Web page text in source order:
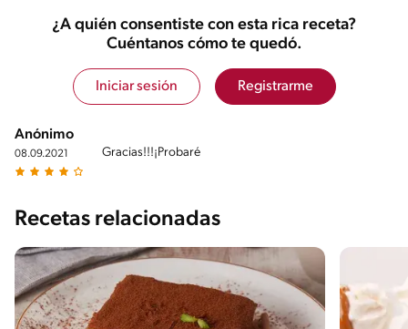
¿A quién consentiste con esta rica receta?
Cuéntanos cómo te quedó.
Iniciar sesión Registrarme
Anónimo
08.09.2021 Gracias!!!¡Probaré
Recetas relacionadas